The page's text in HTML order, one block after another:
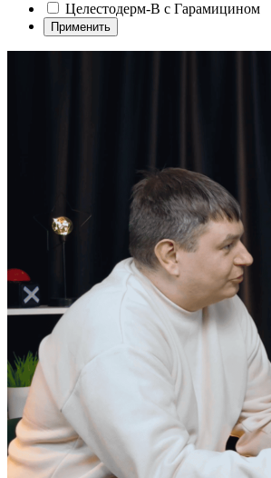
Целестодерм-В с Гарамицином
Применить